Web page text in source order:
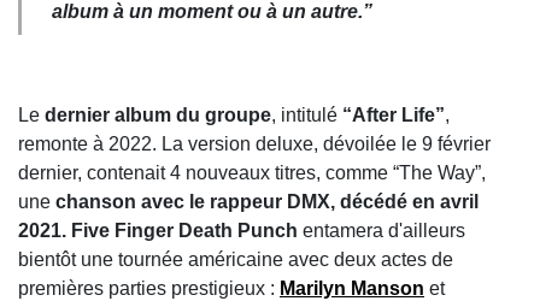
album à un moment ou à un autre.”
Le dernier album du groupe, intitulé “After Life”,
remonte à 2022. La version deluxe, dévoilée le 9 février
dernier, contenait 4 nouveaux titres, comme “The Way”,
une chanson avec le rappeur DMX, décédé en avril
2021. Five Finger Death Punch entamera d'ailleurs
bientôt une tournée américaine avec deux actes de
premières parties prestigieux : Marilyn Manson et